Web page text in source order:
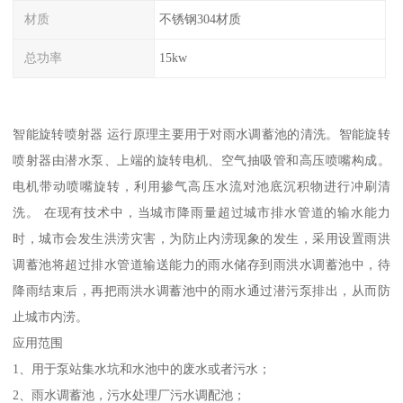
材质 不锈钢304材质
总功率 15kw
智能旋转喷射器 运行原理主要用于对雨水调蓄池的清洗。智能旋转
喷射器由潜水泵、上端的旋转电机、空气抽吸管和高压喷嘴构成。
电机带动喷嘴旋转，利用掺气高压水流对池底沉积物进行冲刷清
洗。 在现有技术中，当城市降雨量超过城市排水管道的输水能力
时，城市会发生洪涝灾害，为防止内涝现象的发生，采用设置雨洪
调蓄池将超过排水管道输送能力的雨水储存到雨洪水调蓄池中，待
降雨结束后，再把雨洪水调蓄池中的雨水通过潜污泵排出，从而防
止城市内涝。
应用范围
1、用于泵站集水坑和水池中的废水或者污水；
2、雨水调蓄池，污水处理厂污水调配池；